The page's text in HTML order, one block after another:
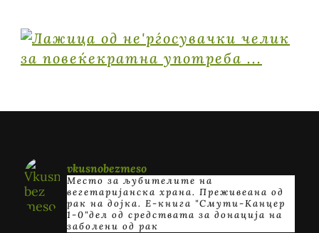
vkusnobezmeso
Место за љубителите на
вегетаријанска храна. Преживеана од
рак на дојка. E-книга "Смути-Канцер
1-0"дел од средствата за донација на
заболени од рак